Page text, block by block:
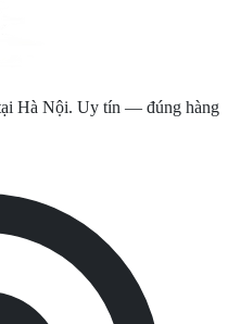
Hà Nội. Uy tín — đúng hàng